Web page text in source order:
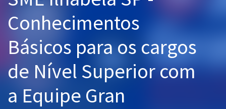
Graduação
Mentorias
Questões grátis
Conhecimentos
Básicos para os cargos
de Nível Superior com
a Equipe Gran